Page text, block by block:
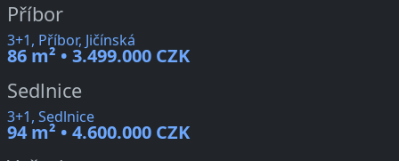
Příbor
3+1, Příbor, Jičínská
86 m² • 3.499.000 CZK
Sedlnice
3+1, Sedlnice
94 m² • 4.600.000 CZK